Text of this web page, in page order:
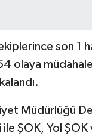
son 1
olaya
Müdürlüğü
ŞOK, Yol ŞOK